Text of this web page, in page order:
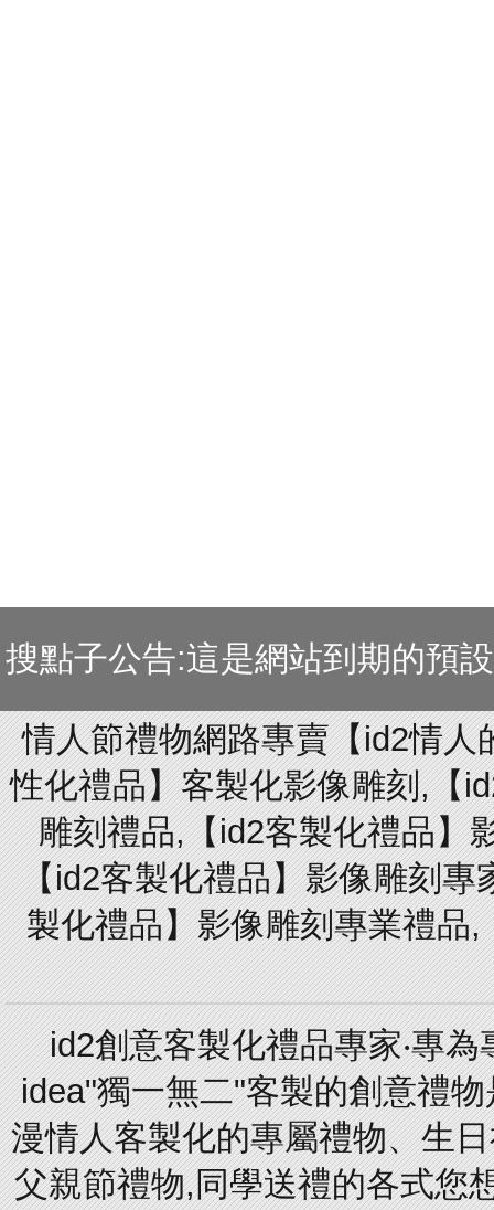
搜點子公告:這是網站到期的預
情人節禮物網路專賣【id2情
性化禮品】客製化影像雕刻,【
雕刻禮品,【id2客製化禮品】
【id2客製化禮品】影像雕刻
製化禮品】影像雕刻專業禮品
id2創意客製化禮品專家‧專
idea"獨一無二"客製的創意禮
漫情人客製化的專屬禮物、生
父親節禮物,同學送禮的各式您